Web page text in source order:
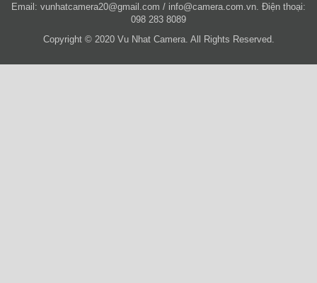
Email: vunhatcamera20@gmail.com / info@camera.com.vn . Điện thoại:
098 283 8089
Copyright © 2020 Vu Nhat Camera. All Rights Reserved.